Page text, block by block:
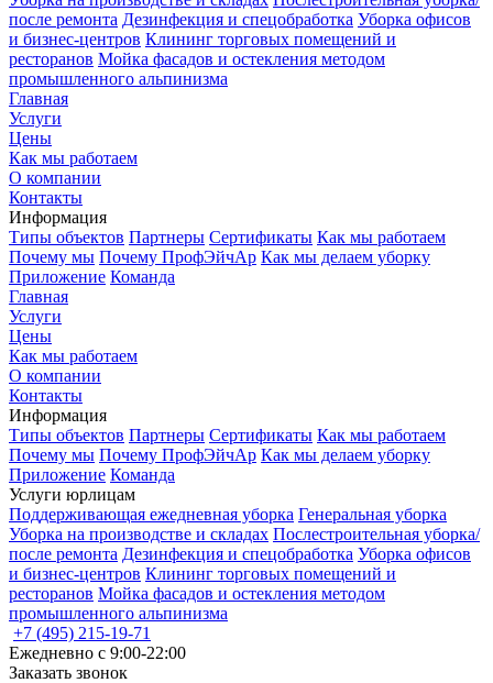
после ремонта Дезинфекция и спецобработка Уборка офисов
и бизнеc-центров Клининг торговых помещений и
ресторанов Мойка фасадов и остекления методом
промышленного альпинизма
Главная
Услуги
Цены
Как мы работаем
О компании
Контакты
Информация
Типы объектов Партнеры Сертификаты Как мы работаем
Почему мы Почему ПрофЭйчАр Как мы делаем уборку
Приложение Команда
Главная
Услуги
Цены
Как мы работаем
О компании
Контакты
Информация
Типы объектов Партнеры Сертификаты Как мы работаем
Почему мы Почему ПрофЭйчАр Как мы делаем уборку
Приложение Команда
Услуги юрлицам
Поддерживающая ежедневная уборка Генеральная уборка
Уборка на производстве и складах Послестроительная уборка/
после ремонта Дезинфекция и спецобработка Уборка офисов
и бизнеc-центров Клининг торговых помещений и
ресторанов Мойка фасадов и остекления методом
промышленного альпинизма
+7 (495) 215-19-71
Ежедневно с 9:00-22:00
Заказать звонок